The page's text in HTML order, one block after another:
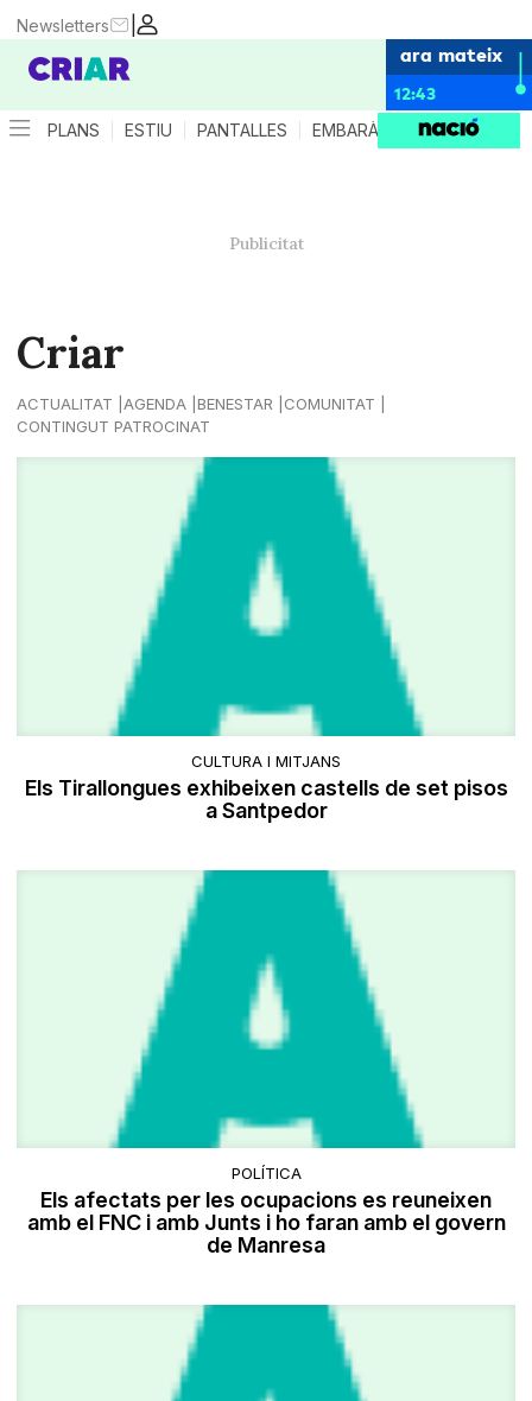
|
Newsletters
ara mateix
12:43
PLANS ESTIU PANTALLES EMBARÀS CRIANÇA
Criar
ACTUALITAT AGENDA BENESTAR
COMUNITAT
CONTINGUT PATROCINAT
CULTURA I MITJANS
Els Tirallongues exhibeixen castells de set pisos
a Santpedor
POLÍTICA
Els afectats per les ocupacions es reuneixen
amb el FNC i amb Junts i ho faran amb el govern
de Manresa